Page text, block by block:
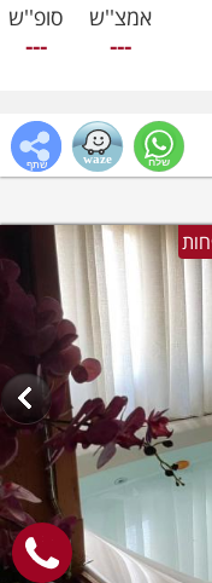
אמצ''ש
---
סופ''ש
---